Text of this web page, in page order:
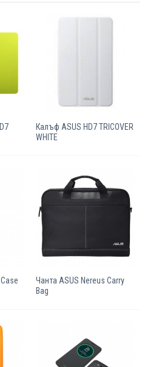
Калъф ASUS HD7 TRICOVER
WHITE
Чанта ASUS Nereus Carry
Bag